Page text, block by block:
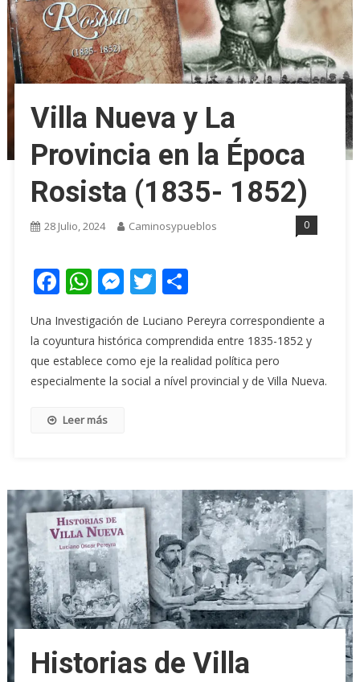
Villa Nueva y La
Provincia en la Época
Rosista (1835- 1852)
28 Julio, 2024 Caminosypueblos 0
Facebook
WhatsApp
Messenger
Twitter
Share
Una Investigación de Luciano Pereyra correspondiente a
la coyuntura histórica comprendida entre 1835-1852 y
que establece como eje la realidad política pero
especialmente la social a nível provincial y de Villa Nueva.
Leer más
Historias de Villa